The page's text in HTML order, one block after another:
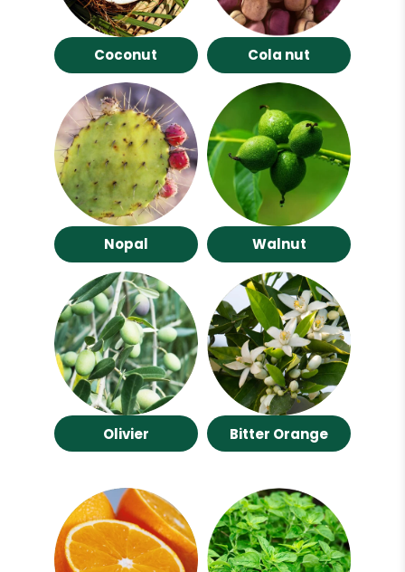
Coconut Cola nut
Nopal Walnut
Olivier Bitter Orange